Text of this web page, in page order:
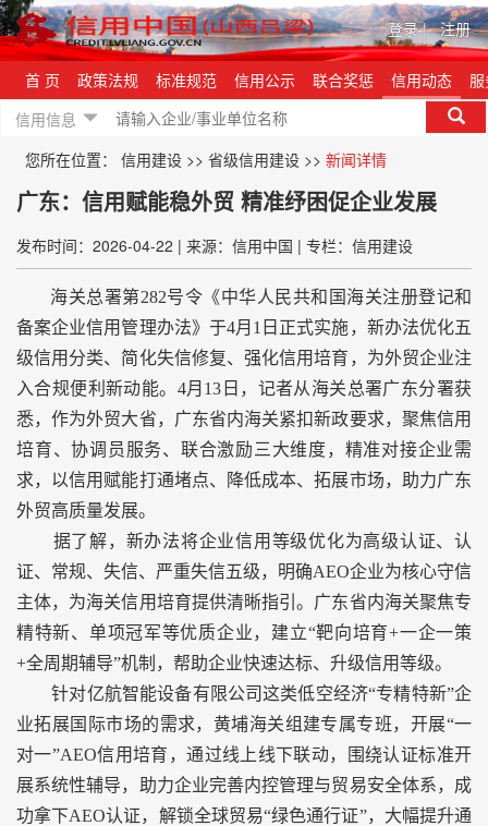
登录| 注册
首 页 政策法规 标准规范 信用公示 联合奖惩 信用动态
信用信息
您所在位置： 信用建设 >> 省级信用建设 >> 新闻详情
广东：信用赋能稳外贸 精准纾困促企业发展
发布时间：2026-04-22 | 来源：信用中国 | 专栏：信用建设
海关总署第282号令《中华人民共和国海关注册登记和
备案企业信用管理办法》于4月1日正式实施，新办法优化五
级信用分类、简化失信修复、强化信用培育，为外贸企业注
入合规便利新动能。4月13日，记者从海关总署广东分署获
悉，作为外贸大省，广东省内海关紧扣新政要求，聚焦信用
培育、协调员服务、联合激励三大维度，精准对接企业需
求，以信用赋能打通堵点、降低成本、拓展市场，助力广东
外贸高质量发展。
据了解，新办法将企业信用等级优化为高级认证、认
证、常规、失信、严重失信五级，明确AEO企业为核心守信
主体，为海关信用培育提供清晰指引。广东省内海关聚焦专
精特新、单项冠军等优质企业，建立“靶向培育+一企一策
+全周期辅导”机制，帮助企业快速达标、升级信用等级。
针对亿航智能设备有限公司这类低空经济“专精特新”企
业拓展国际市场的需求，黄埔海关组建专属专班，开展“一
对一”AEO信用培育，通过线上线下联动，围绕认证标准开
展系统性辅导，助力企业完善内控管理与贸易安全体系，成
功拿下AEO认证，解锁全球贸易“绿色通行证”，大幅提升通